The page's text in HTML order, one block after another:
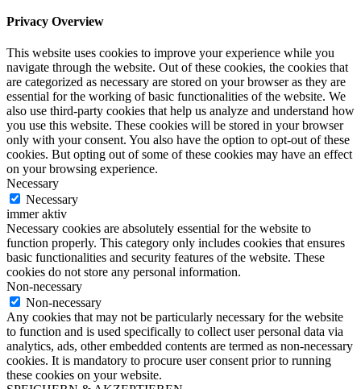
Privacy Overview
This website uses cookies to improve your experience while you
navigate through the website. Out of these cookies, the cookies that
are categorized as necessary are stored on your browser as they are
essential for the working of basic functionalities of the website. We
also use third-party cookies that help us analyze and understand how
you use this website. These cookies will be stored in your browser
only with your consent. You also have the option to opt-out of these
cookies. But opting out of some of these cookies may have an effect
on your browsing experience.
Necessary
Necessary
immer aktiv
Necessary cookies are absolutely essential for the website to
function properly. This category only includes cookies that ensures
basic functionalities and security features of the website. These
cookies do not store any personal information.
Non-necessary
Non-necessary
Any cookies that may not be particularly necessary for the website
to function and is used specifically to collect user personal data via
analytics, ads, other embedded contents are termed as non-necessary
cookies. It is mandatory to procure user consent prior to running
these cookies on your website.